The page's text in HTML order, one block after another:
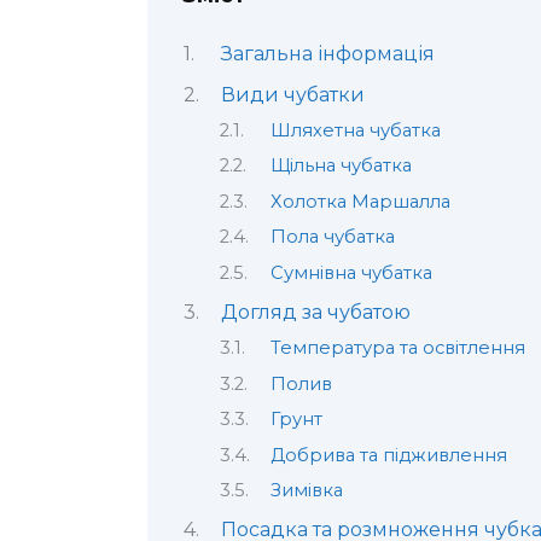
Загальна інформація
Види чубатки
Шляхетна чубатка
Щільна чубатка
Холотка Маршалла
Пола чубатка
Сумнівна чубатка
Догляд за чубатою
Температура та освітлення
Полив
Грунт
Добрива та підживлення
Зимівка
Посадка та розмноження чубка